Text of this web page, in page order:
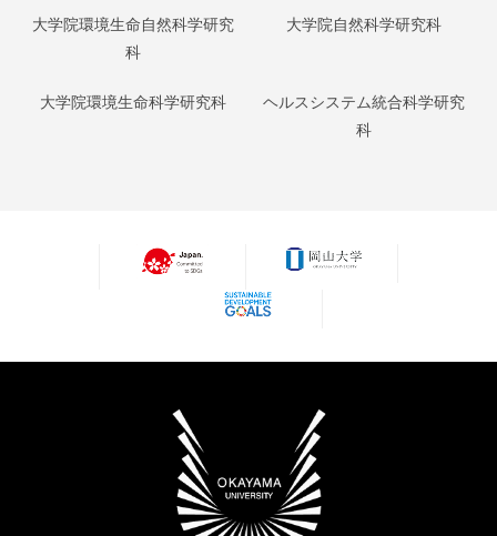
大学院環境生命自然科学研究
科
大学院自然科学研究科
大学院環境生命科学研究科
ヘルスシステム統合科学研究
科